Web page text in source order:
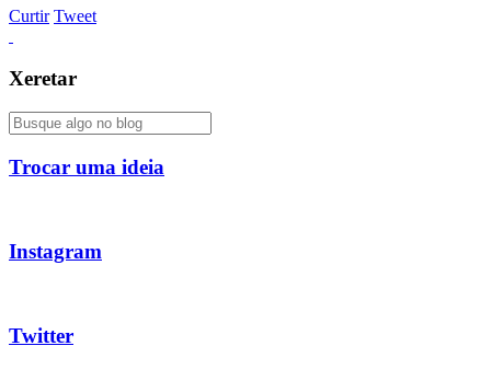
Curtir Tweet
Xeretar
Trocar uma ideia
Instagram
Twitter